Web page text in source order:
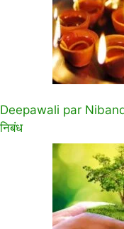
Deepawali par
निबंध